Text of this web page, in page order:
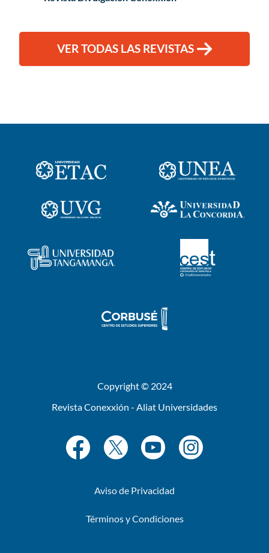
VER TODAS LAS REVISTAS
Copyright © 2024
Revista Conexxión - Aliat Universidades
Aviso de Privacidad
Términos y Condiciones